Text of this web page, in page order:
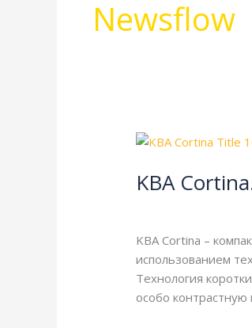
Newsflow
KBA
KBA Cortina –
использованием
Технология
особо
KBA
Описание
характеристики